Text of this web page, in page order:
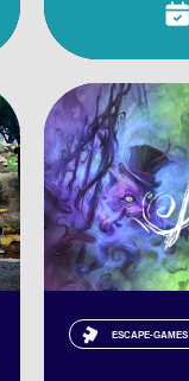
ESCAPE-GAMES